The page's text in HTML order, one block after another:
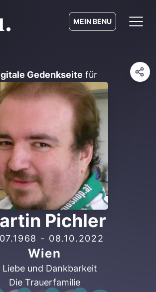
MEIN BENU
Gedenkseite für
Pichler
- 08.10.2022
Wien
Liebe und Dankbarkeit
Die Trauerfamilie